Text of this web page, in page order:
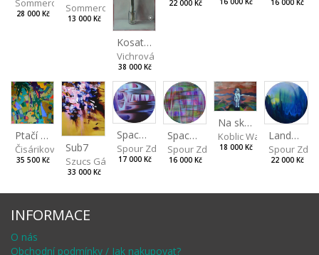
Sommerová Hana
28 000 Kč Sommerová Hana
13 000 Kč
Kosatce v růžové I
Vichrová Petra
38 000 Kč
22 000 Kč 16 000 Kč 16 000 Kč
Ptačí perspektiva
Čisáriková Táňa
35 500 Kč
Sub7
Szucs Gábor
33 000 Kč
Spaces IV
Spour Zdeněk
17 000 Kč
Spaces III
Spour Zdeněk
16 000 Kč
Na skalách
Koblic Walterová
18 000 Kč
Landscape II
Spour
22 000 Kč
INFORMACE
O nás
Obchodní podmínky / Jak nakupovat?